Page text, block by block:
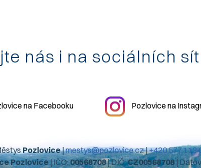
nás i na sociálních
na Facebooku Pozlovice na
Pozlovice|mestys@pozlovice.cz|+420 577 113
Pozlovice| IČO:00568708| DIČ:CZ00568708|